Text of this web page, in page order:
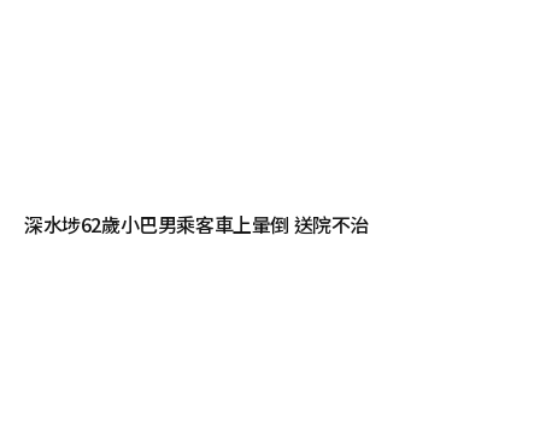
深水埗62歲小巴男乘客車上暈倒 送院不治